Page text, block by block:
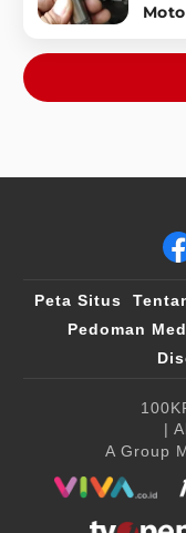
Peta Situs
Pedoman
|
A Group